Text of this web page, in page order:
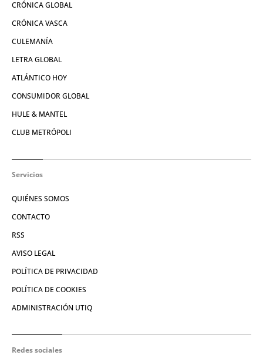
CRÓNICA GLOBAL
CRÓNICA VASCA
CULEMANÍA
LETRA GLOBAL
ATLÁNTICO HOY
CONSUMIDOR GLOBAL
HULE & MANTEL
CLUB METRÓPOLI
Servicios
QUIÉNES SOMOS
CONTACTO
RSS
AVISO LEGAL
POLÍTICA DE PRIVACIDAD
POLÍTICA DE COOKIES
ADMINISTRACIÓN UTIQ
Redes sociales